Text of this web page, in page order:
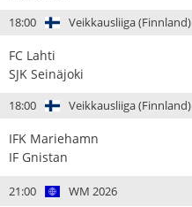
18:00 Veikkausliiga (Finnland)
FC Lahti
SJK Seinäjoki
18:00 Veikkausliiga (Finnland)
IFK Mariehamn
IF Gnistan
21:00 WM 2026